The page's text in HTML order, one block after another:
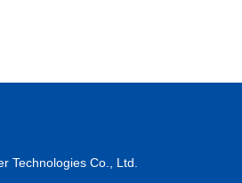
Technologies Co., Ltd.